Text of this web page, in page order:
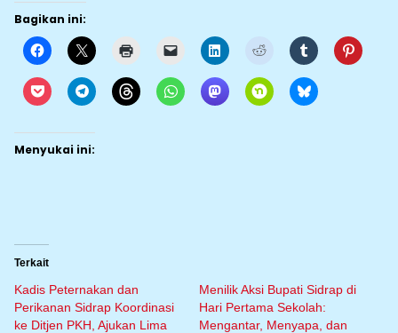
Bagikan ini:
Menyukai ini:
Terkait
Kadis Peternakan dan
Perikanan Sidrap Koordinasi
ke Ditjen PKH, Ajukan Lima
Menilik Aksi Bupati Sidrap di
Hari Pertama Sekolah:
Mengantar, Menyapa, dan